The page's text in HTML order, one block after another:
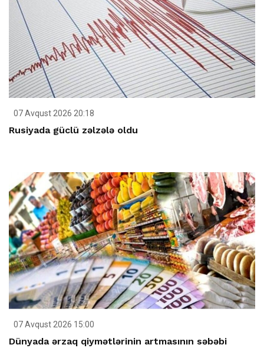
07 Avqust 2026 20:18
Rusiyada güclü zəlzələ oldu
07 Avqust 2026 15:00
Dünyada ərzaq qiymətlərinin artmasının səbəbi